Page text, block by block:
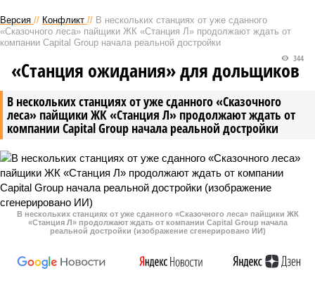
Версия // Конфликт // В нескольких станциях от уже сданного
«Сказочного леса» пайщики ЖК «Станция Л» продолжают ждать от
компании Capital Group начала реальной достройки
В нескольких станциях от уже сданного «Сказочного
леса» пайщики ЖК «Станция Л» продолжают ждать от
компании Capital Group начала реальной достройки
344
«Станция ожидания» для дольщиков
В нескольких станциях от уже сданного «Сказочного леса» пайщики ЖК
«Станция Л» продолжают ждать от компании Capital Group начала
реальной достройки (изображение сгенерировано ИИ)